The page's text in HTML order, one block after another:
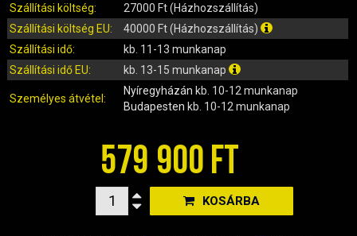
IZZÓ (ROBOGÓ, QUAD, MOTOR)
KARBURÁTOROK ÉS ALKATRÉSZEIK
KENŐANYAGOK, TISZTÍTÓK, ÁPOLÓK
KILÓMÉTERÓRA ÉS ALKATRÉSZEI
KORMÁNY ÉS ALKATRÉSZEI
LÁMPÁK, BÚRÁK
Szállítási költség:
27000 Ft (Házhozszállítás)
Szállítási költség EU:
40000 Ft (Házhozszállítás)
Szállítási idő:
kb. 11-13 munkanap
Szállítási idő EU:
kb. 13-15 munkanap
Személyes átvétel:
Nyíregyházán kb. 10-12 munkanap
Budapesten kb. 10-12 munkanap
579 900 FT
KOSÁRBA